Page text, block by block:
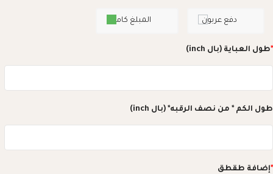
المبلغ كامل دفع عربون
*طول العباية (بال inch)
طول الكم * من نصف الرقبه* (بال inch)
*إضافة طقطق